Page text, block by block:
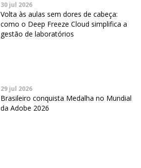
30 jul 2026
Volta às aulas sem dores de cabeça:
como o Deep Freeze Cloud simplifica a
gestão de laboratórios
29 jul 2026
Brasileiro conquista Medalha no Mundial
da Adobe 2026